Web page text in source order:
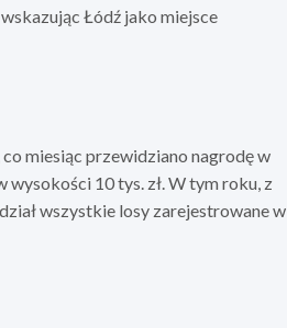
Łódź jako miejsce
miesiąc przewidziano nagrodę w
wysokości 10 tys. zł. W tym roku, z
wszystkie losy zarejestrowane w